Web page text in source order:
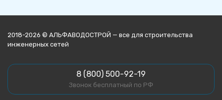
2018-2026 © АЛЬФАВОДОСТРОЙ — все для строительства
инженерных сетей
8 (800) 500-92-19
Звонок бесплатный по РФ